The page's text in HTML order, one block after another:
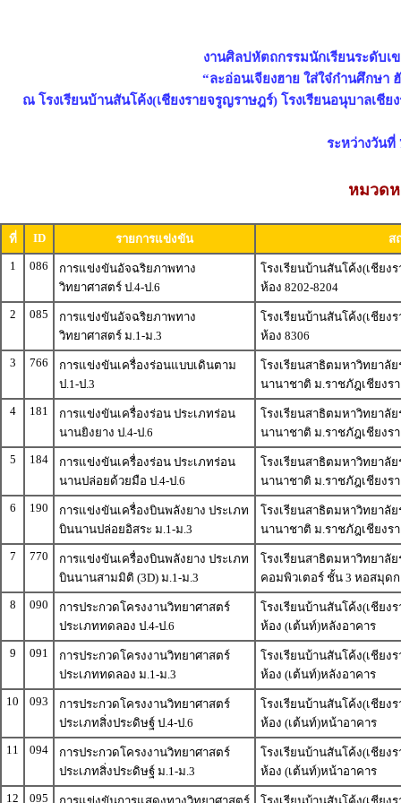
งานศิลปหัตถกรรมนักเรียนระดับ
“ละอ่อนเจียงฮาย ใส่ใจ๋ก๋านศึกษ
ณ โรงเรียนบ้านสันโค้ง(เชียงรายจรูญราษฎร์) โรงเรียนอนุบาลเชี
ระหว่างวันที่
หมวด
ที่ ID รายการแข่งขัน
ส
1
086
การแข่งขันอัจฉริยภาพทาง
วิทยาศาสตร์ ป.4-ป.6
โรงเรียนบ้านสันโค้ง(เชียง
ห้อง 8202-8204
2
085
การแข่งขันอัจฉริยภาพทาง
วิทยาศาสตร์ ม.1-ม.3
โรงเรียนบ้านสันโค้ง(เชียง
ห้อง 8306
3
766
การแข่งขันเครื่องร่อนแบบเดินตาม
ป.1-ป.3
โรงเรียนสาธิตมหาวิทยาลั
นานาชาติ ม.ราชภัฎเชียงร
4
181
การแข่งขันเครื่องร่อน ประเภทร่อน
นานยิงยาง ป.4-ป.6
โรงเรียนสาธิตมหาวิทยาลั
นานาชาติ ม.ราชภัฎเชียงร
5
184
การแข่งขันเครื่องร่อน ประเภทร่อน
นานปล่อยด้วยมือ ป.4-ป.6
โรงเรียนสาธิตมหาวิทยาลั
นานาชาติ ม.ราชภัฎเชียงร
6
190
การแข่งขันเครื่องบินพลังยาง ประเภท
บินนานปล่อยอิสระ ม.1-ม.3
โรงเรียนสาธิตมหาวิทยาลั
นานาชาติ ม.ราชภัฎเชียงร
7
770
การแข่งขันเครื่องบินพลังยาง ประเภท
บินนานสามมิติ (3D) ม.1-ม.3
โรงเรียนสาธิตมหาวิทยาลั
คอมพิวเตอร์ ชั้น 3 หอสมุด
8
090
การประกวดโครงงานวิทยาศาสตร์
ประเภททดลอง ป.4-ป.6
โรงเรียนบ้านสันโค้ง(เชียง
ห้อง (เต้นท์)หลังอาคาร
9
091
การประกวดโครงงานวิทยาศาสตร์
ประเภททดลอง ม.1-ม.3
โรงเรียนบ้านสันโค้ง(เชียง
ห้อง (เต้นท์)หลังอาคาร
10
093
การประกวดโครงงานวิทยาศาสตร์
ประเภทสิ่งประดิษฐ์ ป.4-ป.6
โรงเรียนบ้านสันโค้ง(เชียง
ห้อง (เต้นท์)หน้าอาคาร
11
094
การประกวดโครงงานวิทยาศาสตร์
ประเภทสิ่งประดิษฐ์ ม.1-ม.3
โรงเรียนบ้านสันโค้ง(เชียง
ห้อง (เต้นท์)หน้าอาคาร
12
095